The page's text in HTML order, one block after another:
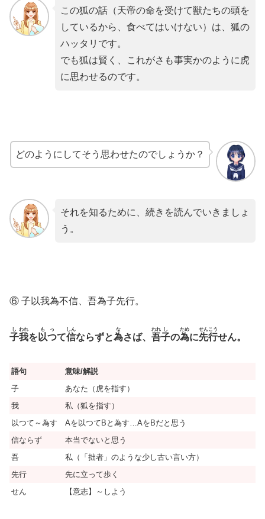
この狐の話（天帝の命を受けて獣たちの頭を
しているから、食べてはいけない）は、狐の
ハッタリです。
でも狐は賢く、これがさも事実かのように虎
に思わせるのです。
どのようにしてそう思わせたのでしょうか？
それを知るために、続きを読んでいきましょ
う。
⑥ 子以我為不信、吾為子先行。
子
し
我
われ
を 以
も
つ
っ
て信
しん
ならずと為
な
さば、 吾
われ
子
し
の為
ため
に先行
せんこう
せん。
語句
意味/解説
子
あなた（虎を指す）
我
私（狐を指す）
以つて～為す
Aを以つてBと為す…AをBだと思う
信ならず
本当でないと思う
吾
私（「拙者」のような少し古い言い方）
先行
先に立って歩く
せん
【意志】～しよう